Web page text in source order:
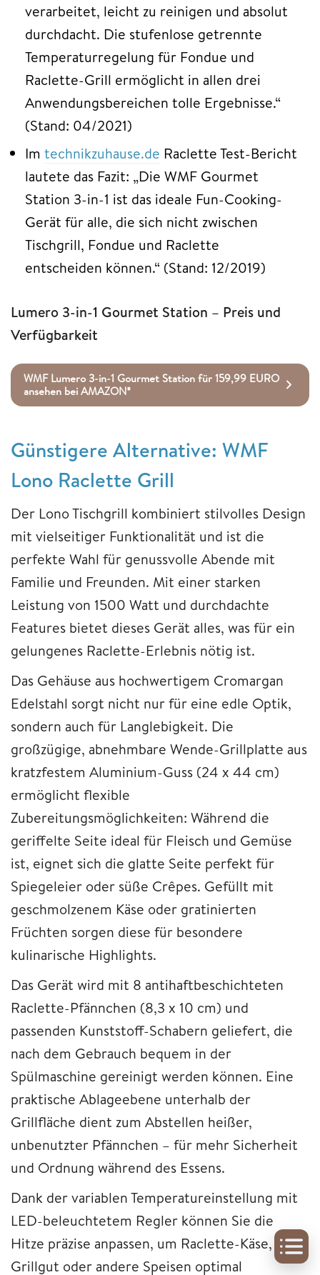
verarbeitet, leicht zu reinigen und absolut
durchdacht. Die stufenlose getrennte
Temperaturregelung für Fondue und
Raclette-Grill ermöglicht in allen drei
Anwendungsbereichen tolle Ergebnisse.“
(Stand: 04/2021)
Im technikzuhause.de Raclette Test-Bericht
lautete das Fazit: „Die WMF Gourmet
Station 3-in-1 ist das ideale Fun-Cooking-
Gerät für alle, die sich nicht zwischen
Tischgrill, Fondue und Raclette
entscheiden können.“ (Stand: 12/2019)
Lumero 3-in-1 Gourmet Station – Preis und
Verfügbarkeit
WMF Lumero 3-in-1 Gourmet Station für 159,99 EURO
ansehen bei AMAZON*
Günstigere Alternative: WMF
Lono Raclette Grill
Der Lono Tischgrill kombiniert stilvolles Design
mit vielseitiger Funktionalität und ist die
perfekte Wahl für genussvolle Abende mit
Familie und Freunden. Mit einer starken
Leistung von 1500 Watt und durchdachte
Features bietet dieses Gerät alles, was für ein
gelungenes Raclette-Erlebnis nötig ist.
Das Gehäuse aus hochwertigem Cromargan
Edelstahl sorgt nicht nur für eine edle Optik,
sondern auch für Langlebigkeit. Die
großzügige, abnehmbare Wende-Grillplatte aus
kratzfestem Aluminium-Guss (24 x 44 cm)
ermöglicht flexible
Zubereitungsmöglichkeiten: Während die
geriffelte Seite ideal für Fleisch und Gemüse
ist, eignet sich die glatte Seite perfekt für
Spiegeleier oder süße Crêpes. Gefüllt mit
geschmolzenem Käse oder gratinierten
Früchten sorgen diese für besondere
kulinarische Highlights.
Das Gerät wird mit 8 antihaftbeschichteten
Raclette-Pfännchen (8,3 x 10 cm) und
passenden Kunststoff-Schabern geliefert, die
nach dem Gebrauch bequem in der
Spülmaschine gereinigt werden können. Eine
praktische Ablageebene unterhalb der
Grillfläche dient zum Abstellen heißer,
unbenutzter Pfännchen – für mehr Sicherheit
und Ordnung während des Essens.
Dank der variablen Temperatureinstellung mit
LED-beleuchtetem Regler können Sie die
Hitze präzise anpassen, um Raclette-Käse,
Grillgut oder andere Speisen optimal